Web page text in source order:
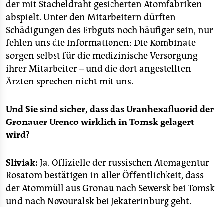
der mit Stacheldraht gesicherten Atomfabriken
abspielt. Unter den Mitarbeitern dürften
Schädigungen des Erbguts noch häufiger sein, nur
fehlen uns die Informationen: Die Kombinate
sorgen selbst für die medizinische Versorgung
ihrer Mitarbeiter – und die dort angestellten
Ärzten sprechen nicht mit uns.
Und Sie sind sicher, dass das Uranhexafluorid der
Gronauer Urenco wirklich in Tomsk gelagert
wird?
Sliviak: Ja. Offizielle der russischen Atomagentur
Rosatom bestätigen in aller Öffentlichkeit, dass
der Atommüll aus Gronau nach Sewersk bei Tomsk
und nach Novouralsk bei Jekaterinburg geht.